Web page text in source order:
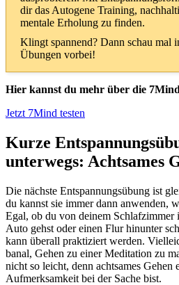
dir das Autogene Training,
mentale Erholung zu finden.
Klingt spannend? Dann schau mal
Übungen vorbei!
Hier kannst du mehr über die
Jetzt 7Mind testen
Kurze
unterwegs: Achtsames
Die nächste Entspannungsübung ist
du kannst sie immer dann anwenden,
Egal, ob du von deinem
Auto gehst oder einen Flur hinunter
kann überall praktiziert werden.
banal, Gehen zu einer Meditation zu
nicht so leicht, denn achtsames
Aufmerksamkeit bei der Sache bist.